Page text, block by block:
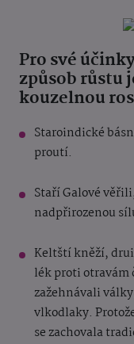
Pro své
způsob růstu
kouzelnou
Staroindické
proutí.
Staří Galové
nadpřirozenou
Keltští kněží,
lék proti otravám
zažehnávali
vlkodlaky.
se zachovala